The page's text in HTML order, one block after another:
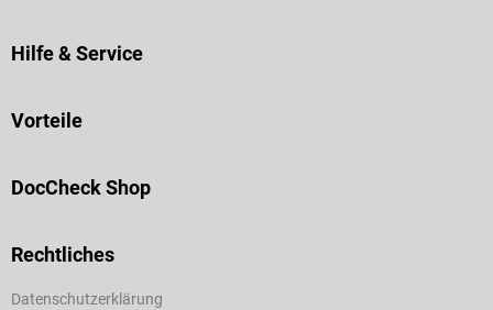
Hilfe & Service
Vorteile
DocCheck Shop
Rechtliches
Datenschutzerklärung